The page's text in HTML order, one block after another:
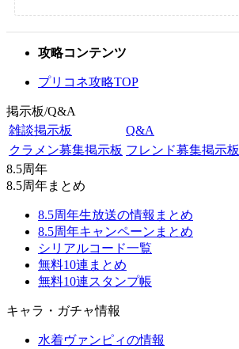
攻略コンテンツ
プリコネ攻略TOP
掲示板/Q&A
雑談掲示板
Q&A
クラメン募集掲示板 フレンド募集掲示板
8.5周年
8.5周年まとめ
8.5周年生放送の情報まとめ
8.5周年キャンペーンまとめ
シリアルコード一覧
無料10連まとめ
無料10連スタンプ帳
キャラ・ガチャ情報
水着ヴァンピィの情報